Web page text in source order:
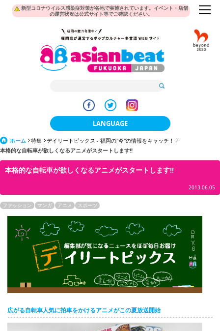
新型コロナウイルス感染症対策が各地で実施されています。イベント・店舗
の運営状況は公式サイト等でご確認ください。
LANGUAGE
日本語
한국어
繁體中文
ภาษาไทย
tiéng Viêt
Bahasa Indonesia
ホーム 特集
デイリートピックス - 福岡の"今"の情報をキャッチ！
本格的な自転車が欲しくなるアニメがスタートします!!
本格的な自転車が欲しくなるアニメがスタートします!!
2013.06.05
ファッション マンガ アニメ スポーツ
広がる自転車人気に拍車をかけるアニメがこの夏放送開始